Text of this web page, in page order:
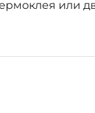
или